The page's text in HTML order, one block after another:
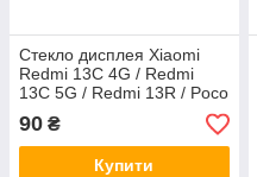
Стекло дисплея Xiaomi
Redmi 13C 4G / Redmi
13C 5G / Redmi 13R / Poco
олеофобным покрытием,
G+OCA Pro
90 ₴
Купити